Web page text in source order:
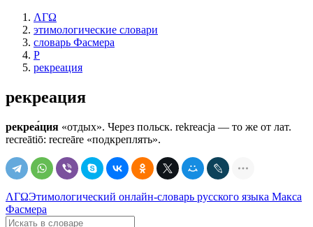
ΛΓΩ
этимологические словари
словарь Фасмера
Р
рекреация
рекреация
рекреа́ция «отдых». Через польск. rеkrеасjа — то же от лат.
recreātiō: rесrеārе «подкреплять».
ΛΓΩЭтимологический онлайн-словарь русского языка Макса
Фасмера